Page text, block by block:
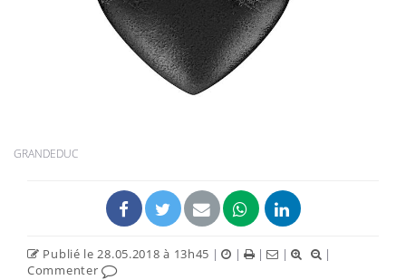
GRANDEDUC
Publié le 28.05.2018 à 13h45 | | | |
|
Commenter